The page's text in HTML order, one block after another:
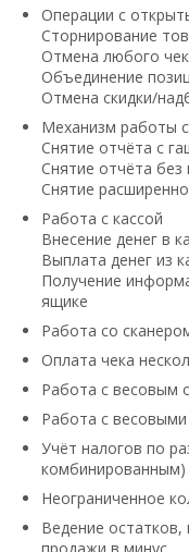
Операции с
Сторнирование
Отмена любого
Объединение
Отмена скидки/
Механизм работы
Снятие отчёта с
Снятие отчёта без
Снятие
Работа с кассой
Внесение денег в
Выплата денег из
Получение
ящике
Работа со
Оплата чека
Работа с весовым
Работа с
Учёт налогов по
комбинированным)
Неограниченное
Ведение